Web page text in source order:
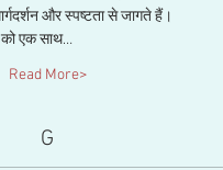
और स्पष्टता से जागते हैं।
को एक साथ…
Read More>
G